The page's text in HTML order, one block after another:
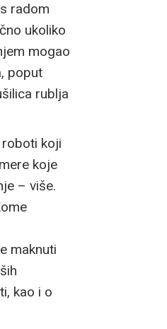
radom
ukoliko
mogao
poput
rublja
koji
koje
– više.
maknuti
kao i o